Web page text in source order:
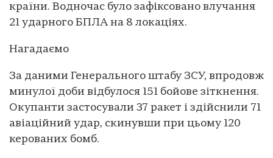
країни. Водночас було зафіксовано влучання
21 ударного БПЛА на 8 локаціях.
Нагадаємо
За даними Генерального штабу ЗСУ, впродовж
минулої доби відбулося 151 бойове зіткнення.
Окупанти застосували 37 ракет і здійснили 71
авіаційний удар, скинувши при цьому 120
керованих бомб.